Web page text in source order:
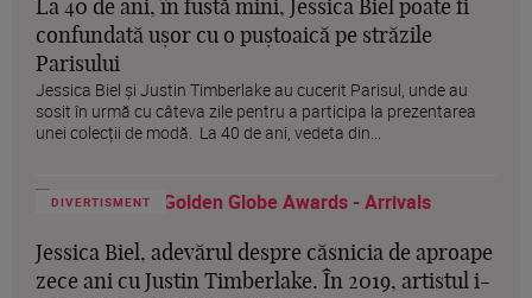
La 40 de ani, în fustă mini, Jessica Biel poate fi
confundată ușor cu o puștoaică pe străzile
Parisului
Jessica Biel și Justin Timberlake au cucerit Parisul, unde au
sosit în urmă cu câteva zile pentru a participa la prezentarea
unei colecții de modă. La 40 de ani, vedeta din...
DIVERTISMENT
Jessica Biel, adevărul despre căsnicia de aproape
zece ani cu Justin Timberlake. În 2019, artistul i-